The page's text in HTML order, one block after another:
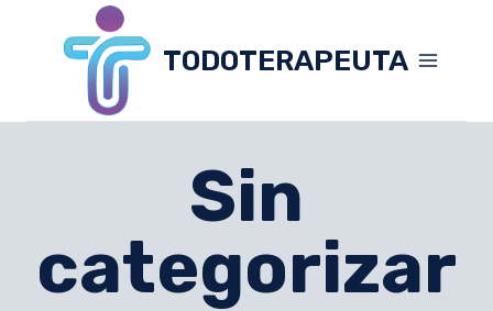
TODOTERAPEUTA
Sin
categorizar